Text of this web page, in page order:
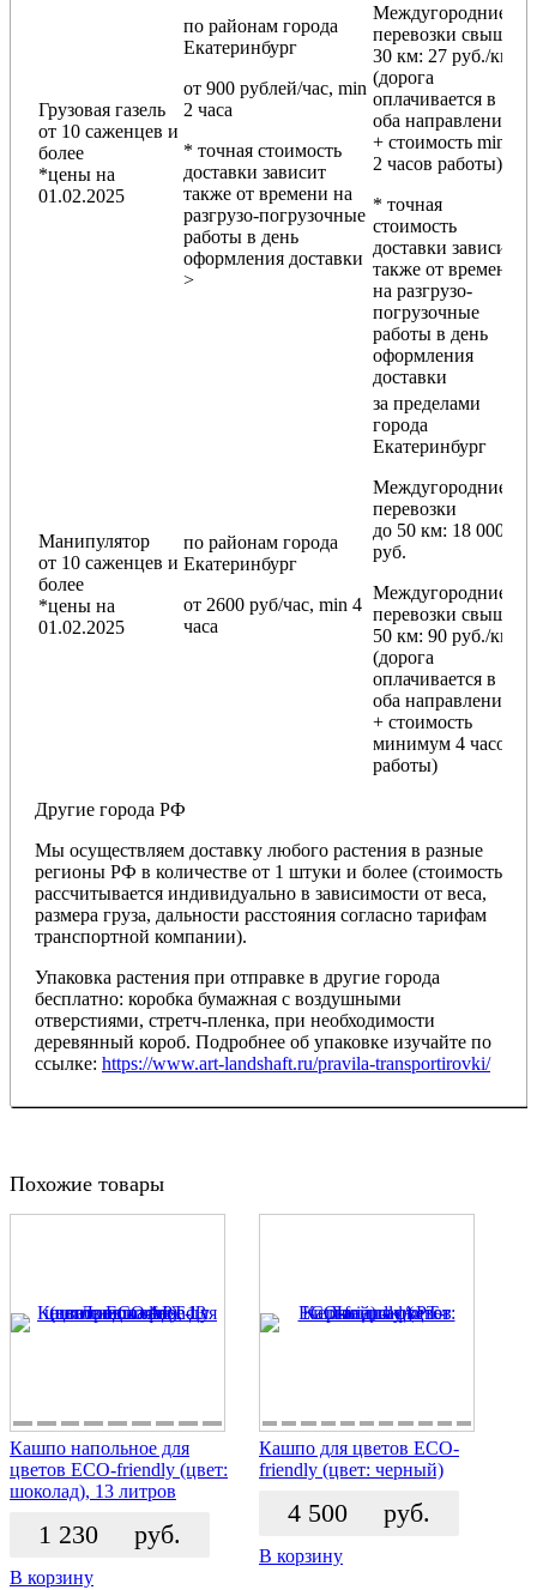
Грузовая газель
от 10 саженцев и
более
*цены на
01.02.2025
по районам города
Екатеринбург
от 900 рублей/час, min
2 часа
* точная стоимость
доставки зависит
также от времени на
разгрузо-погрузочные
работы в день
оформления доставки
>
Междугородние
перевозки свыше
30 км: 27 руб./км
(дорога
оплачивается в
оба направления
+ стоимость min
2 часов работы)
* точная
стоимость
доставки зависит
также от времени
на разгрузо-
погрузочные
работы в день
оформления
доставки
Манипулятор
от 10 саженцев и
более
*цены на
01.02.2025
по районам города
Екатеринбург
от 2600 руб/час, min 4
часа
за пределами
города
Екатеринбург
Междугородние
перевозки
до 50 км: 18 000
руб.
Междугородние
перевозки свыше
50 км: 90 руб./км
(дорога
оплачивается в
оба направления
+ стоимость
минимум 4 часов
работы)
Другие города РФ
Мы осуществляем доставку любого растения в разные
регионы РФ в количестве от 1 штуки и более (стоимость
рассчитывается индивидуально в зависимости от веса,
размера груза, дальности расстояния согласно тарифам
транспортной компании).
Упаковка растения при отправке в другие города
бесплатно: коробка бумажная с воздушными
отверстиями, стретч-пленка, при необходимости
деревянный короб. Подробнее об упаковке изучайте по
ссылке: https://www.art-landshaft.ru/pravila-transportirovki/
Похожие товары
Кашпо напольное для
цветов ECO-friendly (цвет:
шоколад), 13 литров
1 230 руб.
В корзину
Кашпо для цветов ECO-
friendly (цвет: черный)
4 500 руб.
В корзину